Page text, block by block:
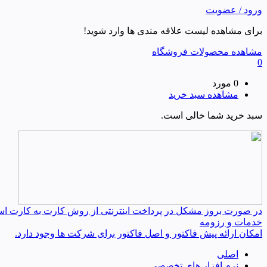
ورود / عضویت
برای مشاهده لیست علاقه مندی ها وارد شوید!
مشاهده محصولات فروشگاه
0
0 مورد
مشاهده سبد خرید
سبد خرید شما خالی است.
در صورت بروز مشکل در پرداخت اینترنتی از روش کارت به کارت
خدمات و رزومه
امکان ارائه پیش فاکتور و اصل فاکتور برای شرکت ها وجود دارد.
اصلی